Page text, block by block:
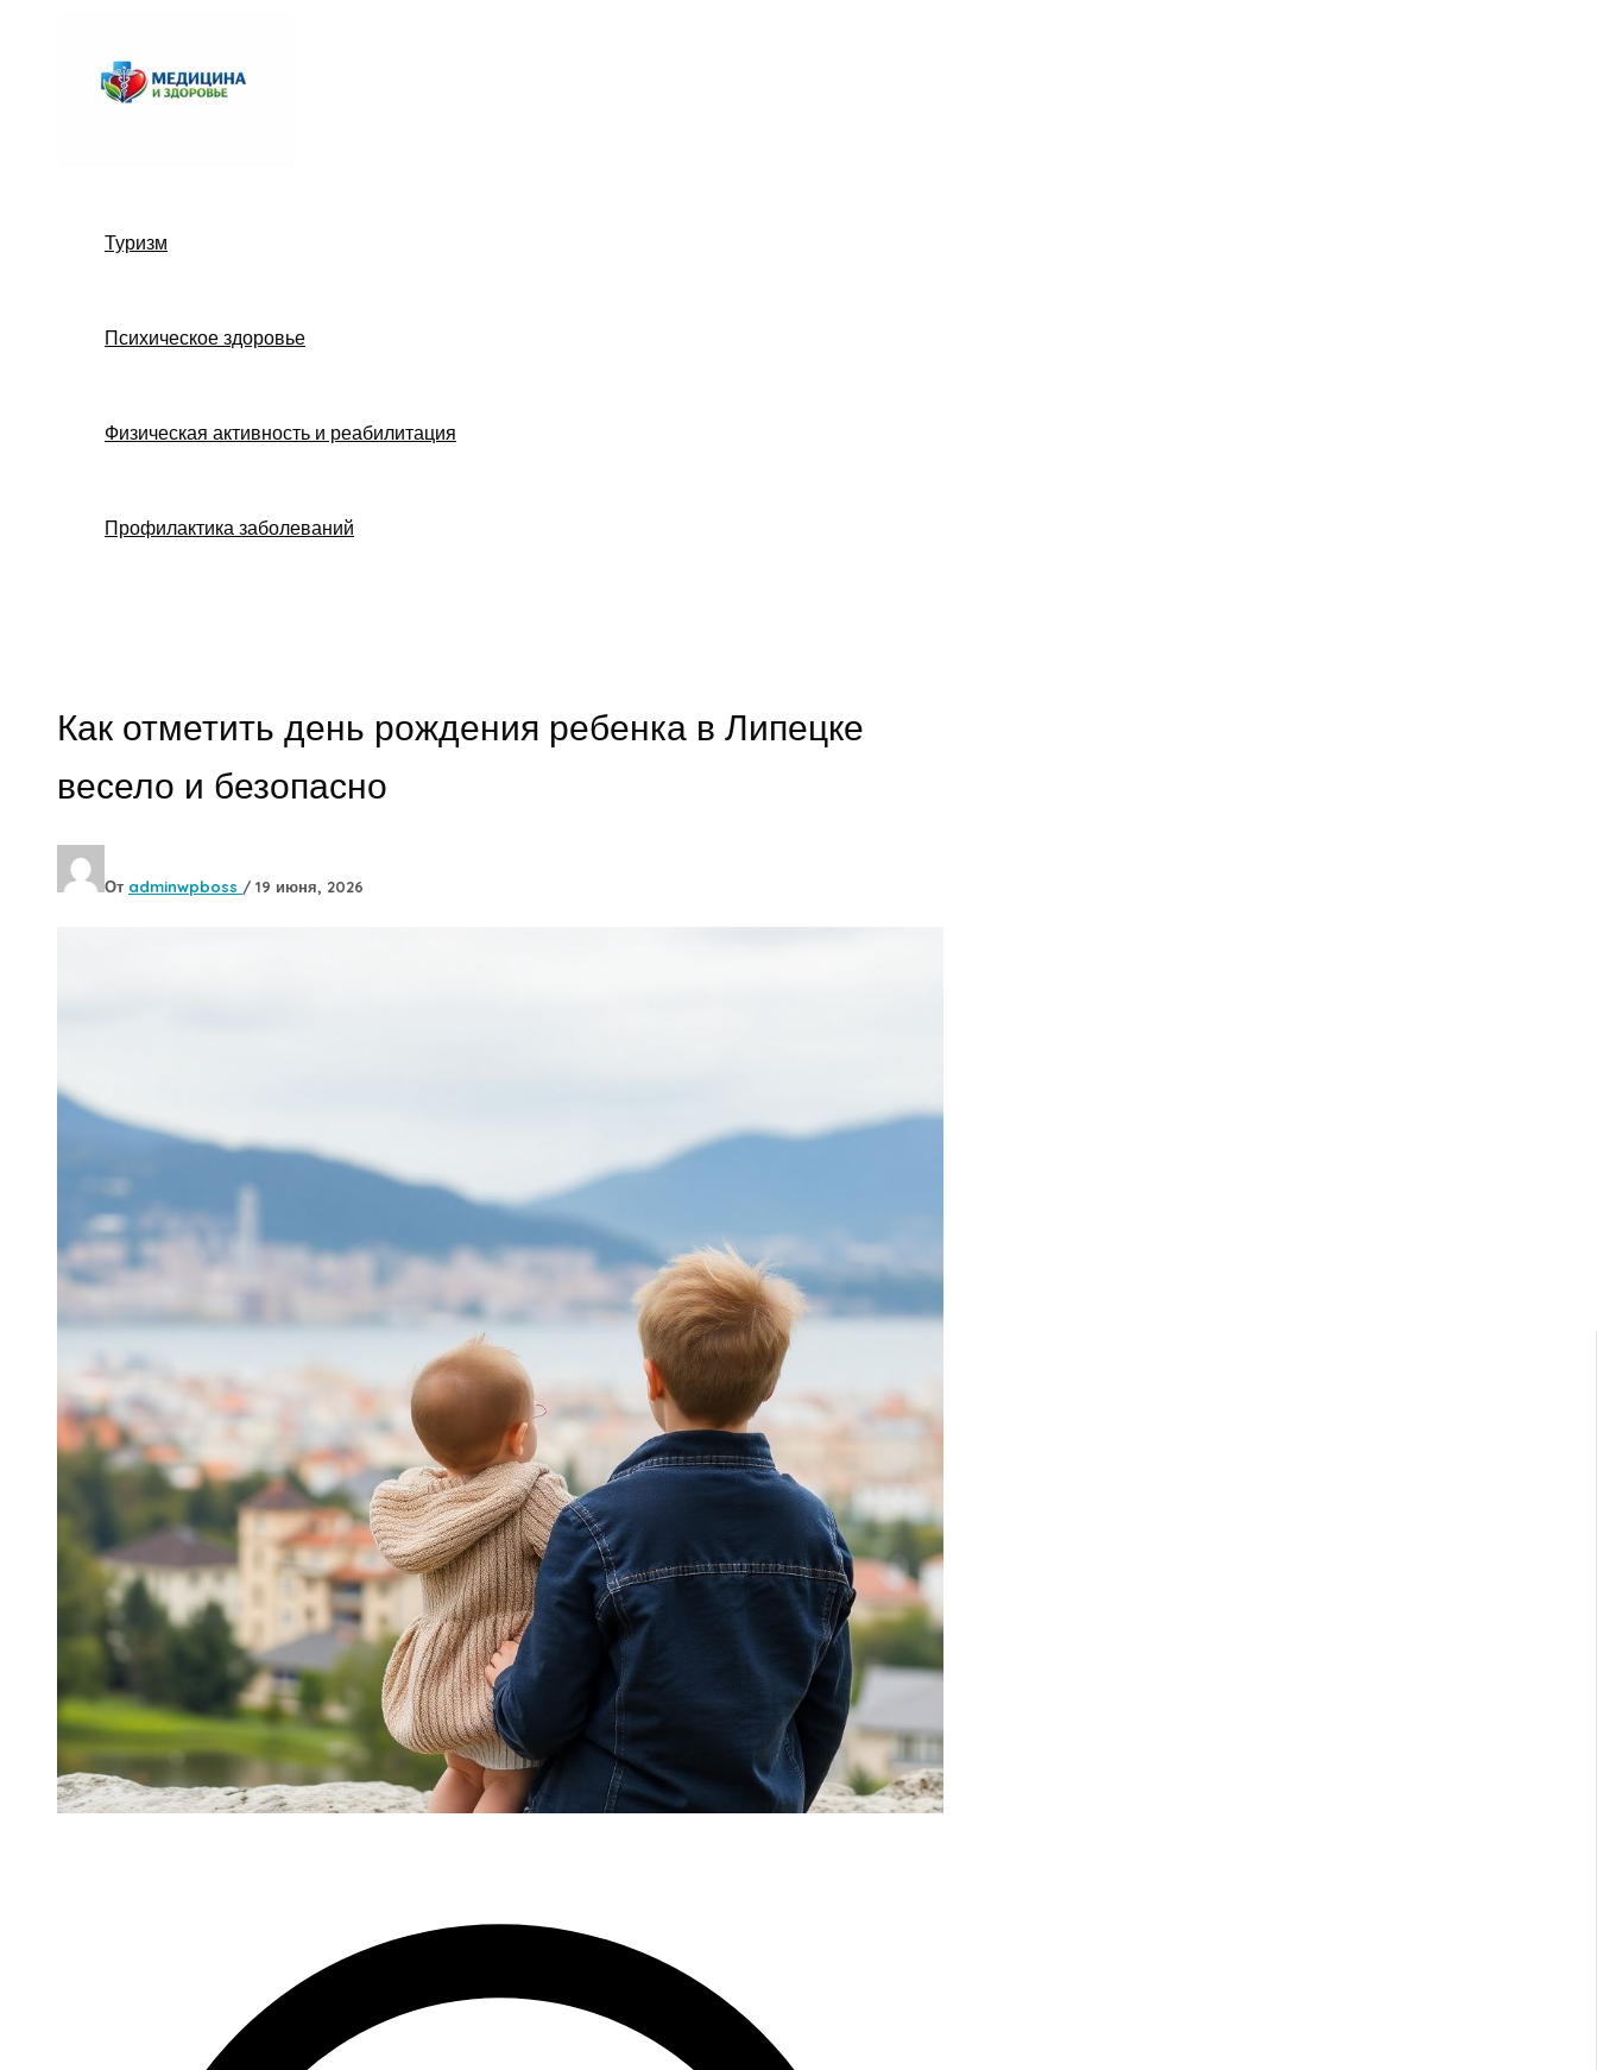
содержимому
Туризм
Психическое здоровье
Физическая активность и реабилитация
Профилактика заболеваний
Как отметить день рождения ребенка в Липецке
весело и безопасно
От adminwpboss / 19 июня, 2026